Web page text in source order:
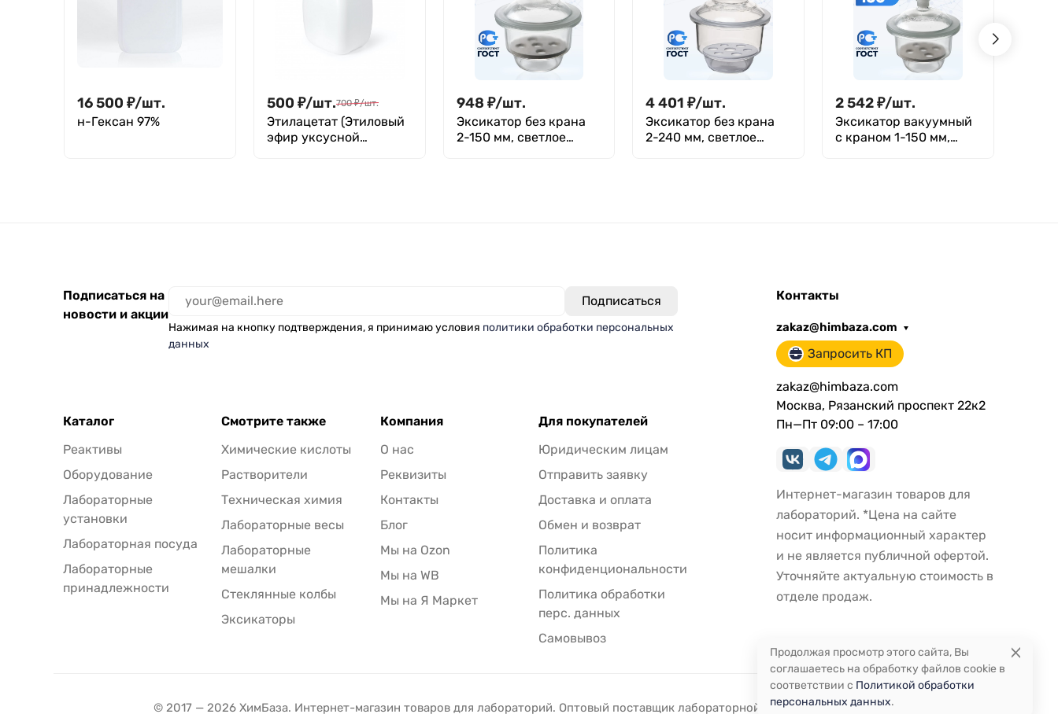
16 500 ₽/шт.
н-Гексан 97%
500 ₽/шт.700 ₽/шт.
Этилацетат (Этиловый
эфир уксусной
948 ₽/шт.
Эксикатор без крана
2-150 мм, светлое
4 401 ₽/шт.
Эксикатор без крана
2-240 мм, светлое
2 542₽/шт.
Эксикатор вакуумный
с краном 1-150 мм,
Подписаться на
новости и акции
Нажимая на кнопку подтверждения, я принимаю условия политики обработки персональных
данных
Каталог
Реактивы
Оборудование
Лабораторные
установки
Лабораторная посуда
Лабораторные
принадлежности
Смотрите также
Химические кислоты
Растворители
Техническая химия
Лабораторные весы
Лабораторные
мешалки
Стеклянные колбы
Эксикаторы
Компания
О нас
Реквизиты
Контакты
Блог
Мы на Ozon
Мы на WB
Мы на Я Маркет
Для покупателей
Юридическим лицам
Отправить заявку
Доставка и оплата
Обмен и возврат
Политика
конфиденциональности
Политика обработки
перс. данных
Самовывоз
Контакты
zakaz@himbaza.com
Запросить КП
zakaz@himbaza.com
Москва, Рязанский проспект 22к2
Пн—Пт 09:00 – 17:00
Интернет-магазин товаров для
лабораторий. *Цена на сайте
носит информационный характер
и не является публичной офертой.
Уточняйте актуальную стоимость в
отделе продаж.
© 2017 — 2026 ХимБаза. Интернет-магазин товаров для лабораторий. Оптовый поставщик лабораторной посуды и оборудования.
Продолжая просмотр этого сайта, Вы
соглашаетесь на обработку файлов cookie в
соответствии с Политикой обработки
персональных данных.